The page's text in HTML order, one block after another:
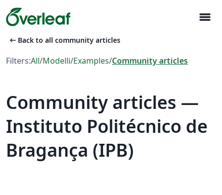
menu
arrow_left_alt Back to all community articles
Filters:All/Modelli/Examples/Community articles
Community articles —
Instituto Politécnico de
Bragança (IPB)